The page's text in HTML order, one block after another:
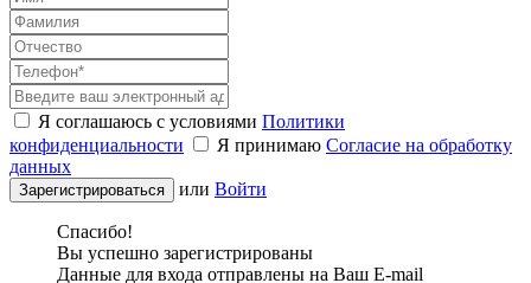
Я соглашаюсь с условиями Политики
конфиденциальности
Я принимаю Согласие на обработку
данных
или Войти
Спасибо!
Вы успешно зарегистрированы
Данные для входа отправлены на Ваш E-mail